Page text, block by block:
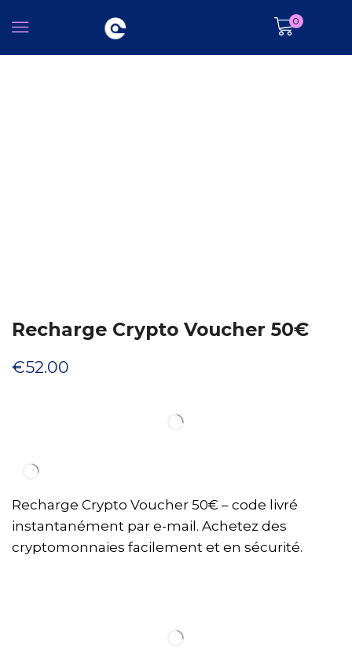
0
Recharge Crypto Voucher 50€
€52.00
Recharge Crypto Voucher 50€ – code livré
instantanément par e-mail. Achetez des
cryptomonnaies facilement et en sécurité.